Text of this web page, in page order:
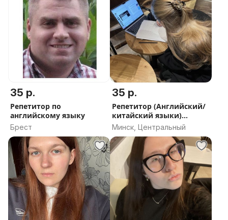
35 р.
Репетитор по
английскому языку
Брест
35 р.
Репетитор (Английский/
китайский языки)
удаленно
Минск, Центральный